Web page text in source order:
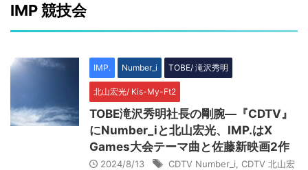
IMP 競技会
IMP. Number_i TOBE/ 滝沢秀明
北山宏光/ Kis-My-Ft2
TOBE滝沢秀明社長の剛腕―『CDTV』
にNumber_iと北山宏光、IMP.はX
Games大会テーマ曲と佐藤新映画2作
2024/8/13 CDTV Number_i CDTV 北山宏